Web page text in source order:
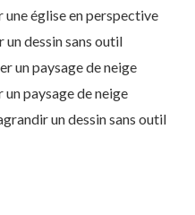
une église en perspective
dessin sans outil
un paysage de neige
paysage de neige
un dessin sans outil